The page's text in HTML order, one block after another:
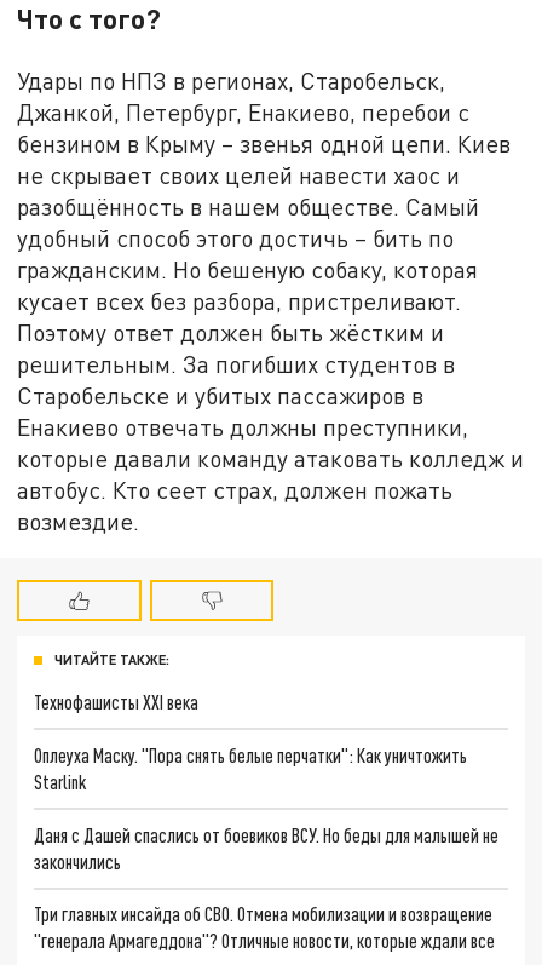
Что с того?
Удары по НПЗ в регионах, Старобельск,
Джанкой, Петербург, Енакиево, перебои с
бензином в Крыму – звенья одной цепи. Киев
не скрывает своих целей навести хаос и
разобщённость в нашем обществе. Самый
удобный способ этого достичь – бить по
гражданским. Но бешеную собаку, которая
кусает всех без разбора, пристреливают.
Поэтому ответ должен быть жёстким и
решительным. За погибших студентов в
Старобельске и убитых пассажиров в
Енакиево отвечать должны преступники,
которые давали команду атаковать колледж и
автобус. Кто сеет страх, должен пожать
возмездие.
ЧИТАЙТЕ ТАКЖЕ:
Технофашисты XXI века
Оплеуха Маску. "Пора снять белые перчатки": Как уничтожить
Starlink
Даня с Дашей спаслись от боевиков ВСУ. Но беды для малышей не
закончились
Три главных инсайда об СВО. Отмена мобилизации и возвращение
"генерала Армагеддона"? Отличные новости, которые ждали все